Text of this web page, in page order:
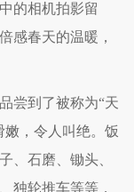
的相机拍影留
感春天的温暖，
尝到了被称为“天
嫩，令人叫绝。饭
、石磨、锄头、
独轮推车等等，